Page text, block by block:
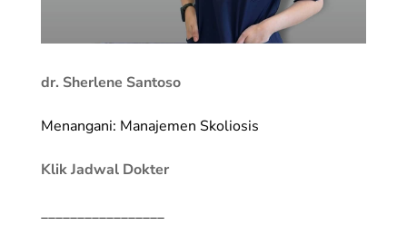
dr. Sherlene Santoso
Menangani: Manajemen Skoliosis
Klik Jadwal Dokter
_________________